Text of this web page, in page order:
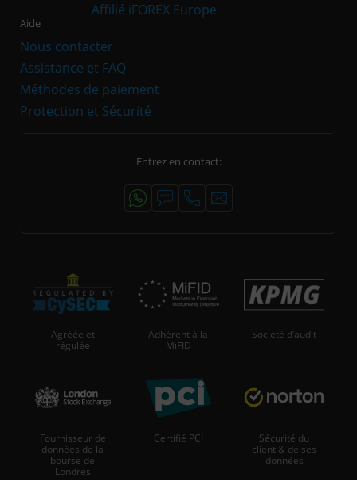
Affilié iFOREX Europe
Aide
Nous contacter
Assistance et FAQ
Méthodes de paiement
Protection et Sécurité
Entrez en contact:
Agréée et
régulée
Adhérent à la
MiFID
Société d’audit
Fournisseur de
données de la
bourse de
Londres
Certifié PCI
Sécurité du
client & de ses
données